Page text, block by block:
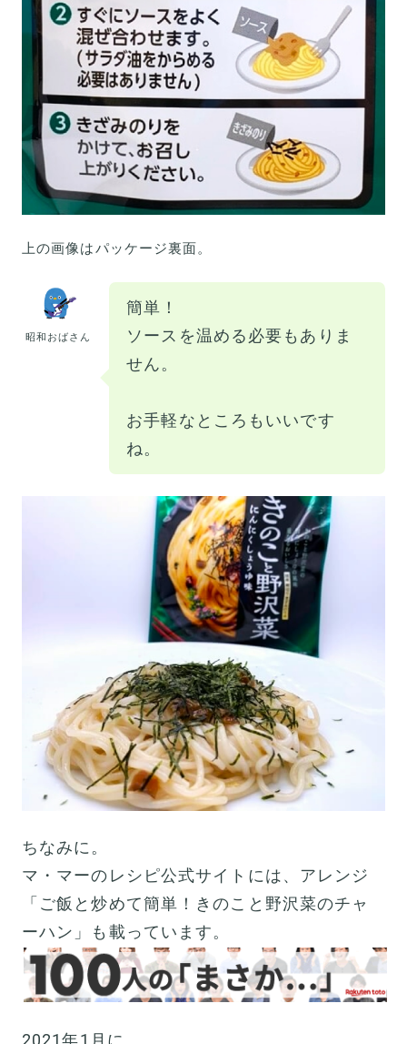
上の画像はパッケージ裏面。
昭和おばさん
簡単！
ソースを温める必要もありま
せん。
お手軽なところもいいです
ね。
ちなみに。
マ・マーのレシピ公式サイトには、アレンジ
「ご飯と炒めて簡単！きのこと野沢菜のチャ
ーハン」も載っています。
2021年1月に。